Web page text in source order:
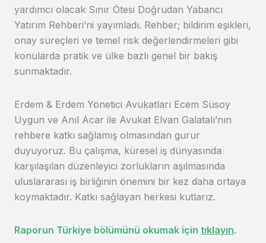
yardımcı olacak Sınır Ötesi Doğrudan Yabancı
Yatırım Rehberi’ni yayımladı. Rehber; bildirim eşikleri,
onay süreçleri ve temel risk değerlendirmeleri gibi
konularda pratik ve ülke bazlı genel bir bakış
sunmaktadır.
Erdem & Erdem Yönetici Avukatları Ecem Süsoy
Uygun ve Anıl Acar ile Avukat Elvan Galatalı’nın
rehbere katkı sağlamış olmasından gurur
duyuyoruz. Bu çalışma, küresel iş dünyasında
karşılaşılan düzenleyici zorlukların aşılmasında
uluslararası iş birliğinin önemini bir kez daha ortaya
koymaktadır. Katkı sağlayan herkesi kutlarız.
Raporun Türkiye bölümünü okumak için tıklayın.